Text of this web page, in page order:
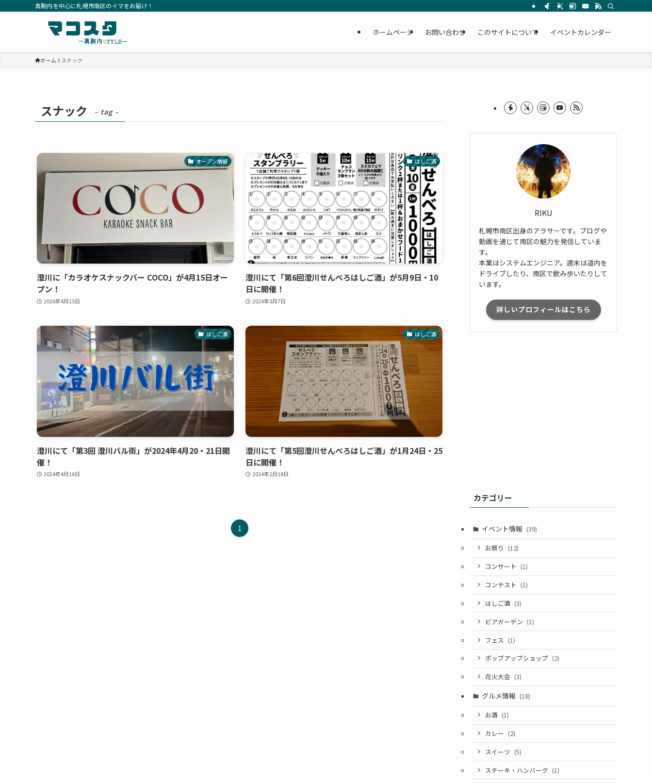
真駒内を中心に札幌市南区のイマをお届け！
ホームページ お問い合わせ このサイトについて イベントカレンダー
ホーム スナック
スナック – tag –
オープン情報
澄川に「カラオケスナックバー COCO」が4月15日オー
プン！
2026年4月15日
はしご酒
澄川にて「第6回澄川せんべろはしご酒」が5月9日・10
日に開催！
2024年5月7日
はしご酒
澄川にて「第3回 澄川バル街」が2024年4月20・21日開
催！
2024年4月16日
はしご酒
澄川にて「第5回澄川せんべろはしご酒」が1月24日・25
日に開催！
2024年1月18日
1
RIKU
札幌市南区出身のアラサーです。ブログや
動画を通じて南区の魅力を発信していま
す。
本業はシステムエンジニア。週末は道内を
ドライブしたり、南区で飲み歩いたりして
います。
詳しいプロフィールはこちら
カテゴリー
イベント情報 (39)
お祭り (12)
コンサート (1)
コンテスト (1)
はしご酒 (3)
ビアガーデン (1)
フェス (1)
ポップアップショップ (2)
花火大会 (3)
グルメ情報 (18)
お酒 (1)
カレー (2)
スイーツ (5)
ステーキ・ハンバーグ (1)